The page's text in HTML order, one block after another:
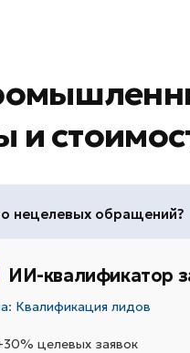
и
нецелевых обращений?
ИИ-квалификатор
Квалификация лидов
целевых заявок